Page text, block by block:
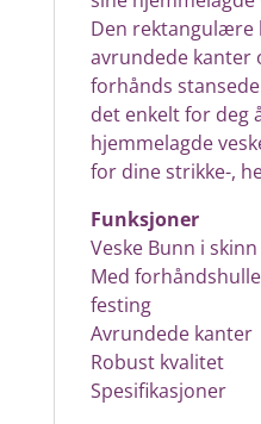
Den rektangulære
avrundede kanter
forhånds
det enkelt for deg
hjemmelagde
for dine strikke-,
Funksjoner
Veske Bunn i skinn
Med
festing
Avrundede kanter
Robust kvalitet
Spesifikasjoner